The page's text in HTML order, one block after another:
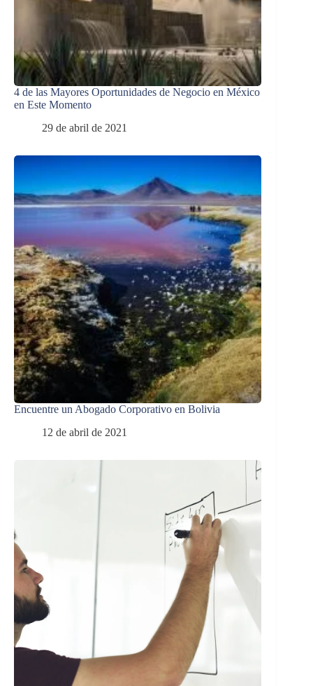
4 de las Mayores Oportunidades de Negocio en México
en Este Momento
29 de abril de 2021
Encuentre un Abogado Corporativo en Bolivia
12 de abril de 2021